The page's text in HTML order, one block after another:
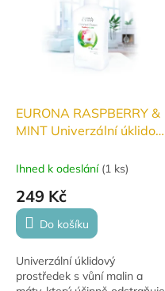
EURONA RASPBERRY &
MINT Univerzální úklidový
Ihned k odeslání (1 ks)
249 Kč
Do košíku
Univerzální úklidový
prostředek s vůní malin a